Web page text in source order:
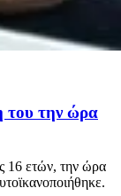
του την ώρα
16 ετών, την ώρα